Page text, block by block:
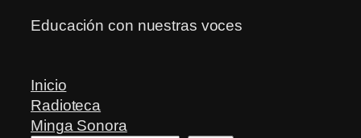
Educación con nuestras voces
Inicio
Radioteca
Minga Sonora